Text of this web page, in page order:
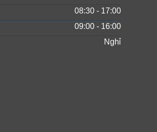
08:30 - 17:00
09:00 - 16:00
Nghỉ